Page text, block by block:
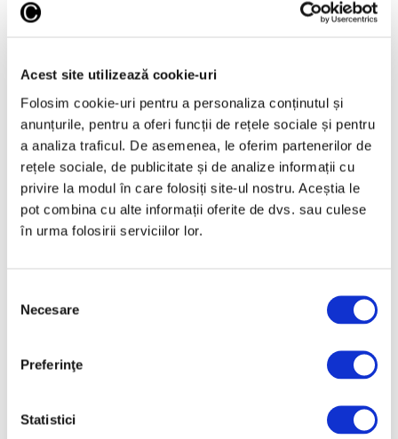
Acest site utilizează cookie-uri
Folosim cookie-uri pentru a personaliza conținutul și
anunțurile, pentru a oferi funcții de rețele sociale și pentru
a analiza traficul. De asemenea, le oferim partenerilor de
rețele sociale, de publicitate și de analize informații cu
privire la modul în care folosiți site-ul nostru. Aceștia le
pot combina cu alte informații oferite de dvs. sau culese
în urma folosirii serviciilor lor.
consimțământului
Necesare
Preferinţe
Statistici
Salonul Soleil de l’Est, în galeriile
Articole recente
Reinterpretare
contemporană a operei